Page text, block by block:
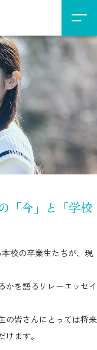
「今」と「学校
校の卒業生たちが、現
かを語るリレーエッセイ
の皆さんにとっては将来
ます。